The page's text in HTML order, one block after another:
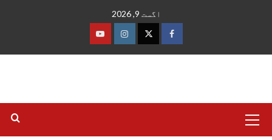
اگست 9, 2026
فیس
ٹوئٹرانسٹاگرام
یوٹیوب
Menu